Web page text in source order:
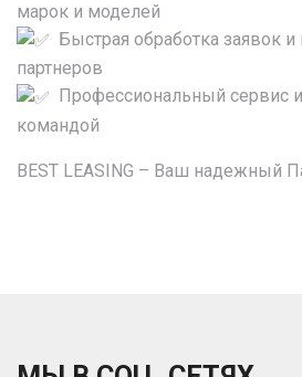
марок и моделей
Быстрая обработка заявок
партнеров
Профессиональный сервис
командой
BEST LEASING – Ваш надежный